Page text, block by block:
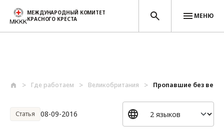
МЕЖДУНАРОДНЫЙ КОМИТЕТ
КРАСНОГО КРЕСТА
МЕНЮ
Где работаем Великобритания Пропавшие без
Статья 08-09-2016